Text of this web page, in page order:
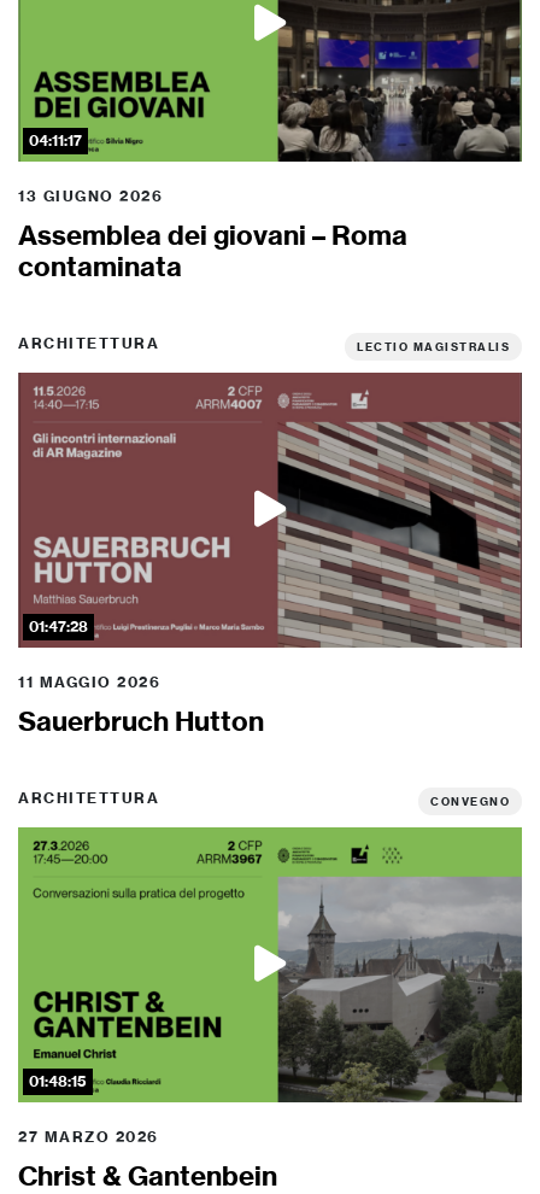
04:11:17
13 GIUGNO 2026
Assemblea dei giovani – Roma
contaminata
ARCHITETTURA LECTIO MAGISTRALIS
01:47:28
11 MAGGIO 2026
Sauerbruch Hutton
ARCHITETTURA CONVEGNO
01:48:15
27 MARZO 2026
Christ & Gantenbein